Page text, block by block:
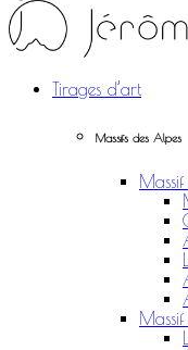
Tirages d’art
Massifs des Alpes
Massif